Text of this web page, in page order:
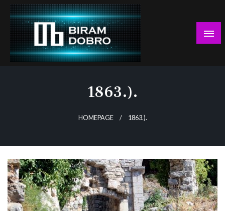
Skip
content
1863.).
HOMEPAGE 1863.).